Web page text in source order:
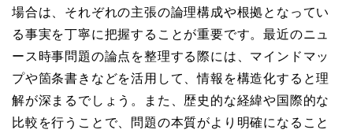
場合は、それぞれの主張の論理構成や根拠となってい
る事実を丁寧に把握することが重要です。最近のニュ
ース時事問題の論点を整理する際には、マインドマッ
プや箇条書きなどを活用して、情報を構造化すると理
解が深まるでしょう。また、歴史的な経緯や国際的な
比較を行うことで、問題の本質がより明確になること